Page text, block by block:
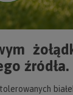
źródła.